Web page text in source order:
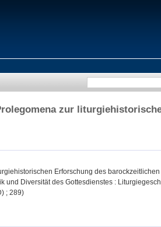
zur
Erforschung des
und Diversität des Gottesdienstes :
; 289)